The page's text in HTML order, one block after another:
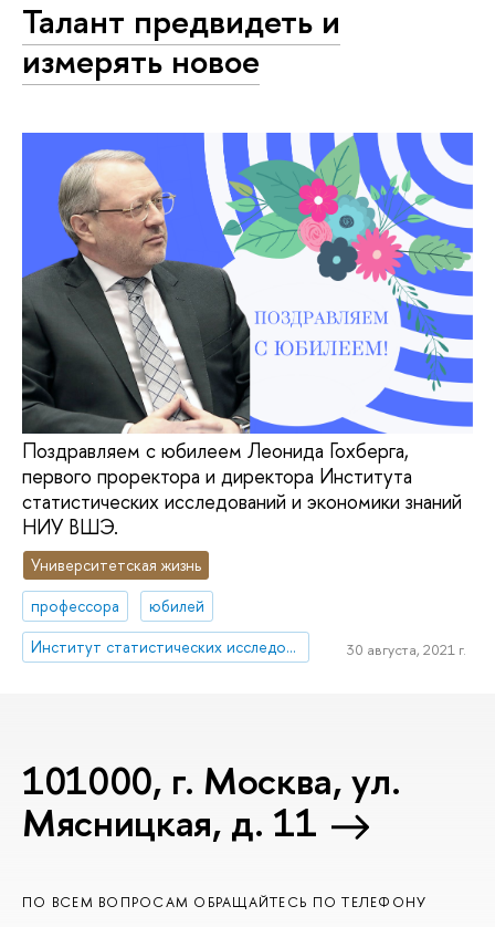
Талант предвидеть и
измерять новое
Поздравляем с юбилеем Леонида Гохберга,
первого проректора и директора Института
статистических исследований и экономики знаний
НИУ ВШЭ.
Университетская жизнь
профессора
юбилей
Институт статистических исследований и экономики знаний
30 августа, 2021 г.
101000, г. Москва, ул.
Мясницкая, д. 11
ПО ВСЕМ ВОПРОСАМ ОБРАЩАЙТЕСЬ ПО ТЕЛЕФОНУ